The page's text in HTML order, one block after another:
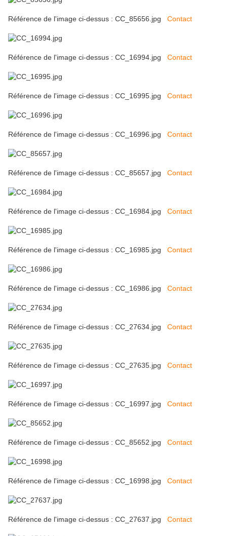
Référence de l'image ci-dessus : CC_85656.jpg Contact
Référence de l'image ci-dessus : CC_16994.jpg Contact
Référence de l'image ci-dessus : CC_16995.jpg Contact
Référence de l'image ci-dessus : CC_16996.jpg Contact
Référence de l'image ci-dessus : CC_85657.jpg Contact
Référence de l'image ci-dessus : CC_16984.jpg Contact
Référence de l'image ci-dessus : CC_16985.jpg Contact
Référence de l'image ci-dessus : CC_16986.jpg Contact
Référence de l'image ci-dessus : CC_27634.jpg Contact
Référence de l'image ci-dessus : CC_27635.jpg Contact
Référence de l'image ci-dessus : CC_16997.jpg Contact
Référence de l'image ci-dessus : CC_85652.jpg Contact
Référence de l'image ci-dessus : CC_16998.jpg Contact
Référence de l'image ci-dessus : CC_27637.jpg Contact